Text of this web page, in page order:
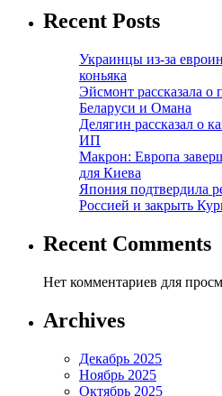
Recent Posts
Украинцы из-за
коньяка
Эйсмонт рассказала о
Беларуси и Омана
Делягин рассказал о
ИП
Макрон: Европа
для Киева
Япония подтвердила
Россией и закрыть
Recent Comments
Нет комментариев для
Archives
Декабрь 2025
Ноябрь 2025
Октябрь 2025